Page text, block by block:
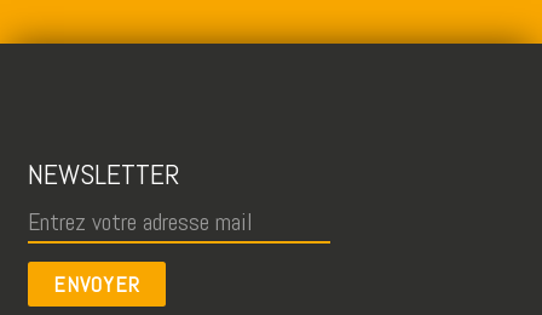
NEWSLETTER
ENVOYER